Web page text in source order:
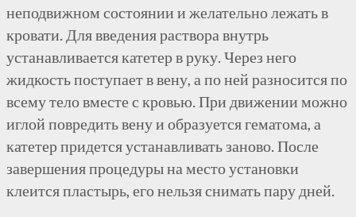
неподвижном состоянии и желательно лежать в
кровати. Для введения раствора внутрь
устанавливается катетер в руку. Через него
жидкость поступает в вену, а по ней разносится по
всему тело вместе с кровью. При движении можно
иглой повредить вену и образуется гематома, а
катетер придется устанавливать заново. После
завершения процедуры на место установки
клеится пластырь, его нельзя снимать пару дней.